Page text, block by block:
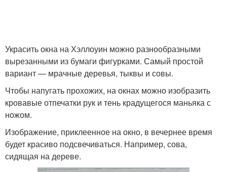
Украсить окна на Хэллоуин можно разнообразными
вырезанными из бумаги фигурками. Самый простой
вариант — мрачные деревья, тыквы и совы.
Чтобы напугать прохожих, на окнах можно изобразить
кровавые отпечатки рук и тень крадущегося маньяка с
ножом.
Изображение, приклеенное на окно, в вечернее время
будет красиво подсвечиваться. Например, сова,
сидящая на дереве.